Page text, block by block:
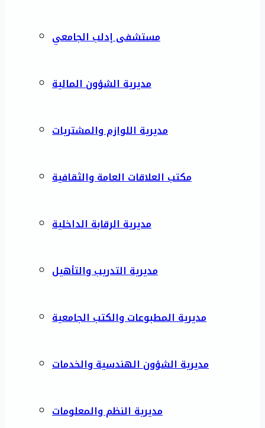
مستشفى إدلب الجامعي
مديرية الشؤون المالية
مديرية اللوازم والمشتريات
مكتب العلاقات العامة والثقافية
مديرية الرقابة الداخلية
مديرية التدريب والتأهيل
مديرية المطبوعات والكتب الجامعية
مديرية الشؤون الهندسية والخدمات
مديرية النظم والمعلومات